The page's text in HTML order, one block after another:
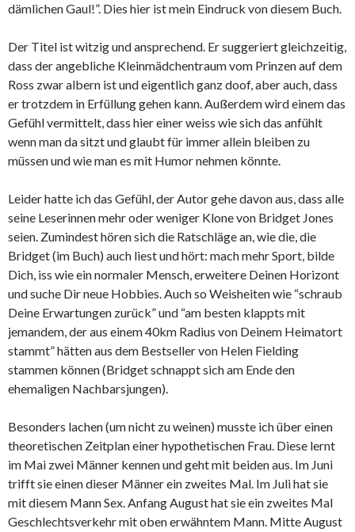
dämlichen Gaul!”. Dies hier ist mein Eindruck von diesem Buch.
Der Titel ist witzig und ansprechend. Er suggeriert gleichzeitig,
dass der angebliche Kleinmädchentraum vom Prinzen auf dem
Ross zwar albern ist und eigentlich ganz doof, aber auch, dass
er trotzdem in Erfüllung gehen kann. Außerdem wird einem das
Gefühl vermittelt, dass hier einer weiss wie sich das anfühlt
wenn man da sitzt und glaubt für immer allein bleiben zu
müssen und wie man es mit Humor nehmen könnte.
Leider hatte ich das Gefühl, der Autor gehe davon aus, dass alle
seine Leserinnen mehr oder weniger Klone von Bridget Jones
seien. Zumindest hören sich die Ratschläge an, wie die, die
Bridget (im Buch) auch liest und hört: mach mehr Sport, bilde
Dich, iss wie ein normaler Mensch, erweitere Deinen Horizont
und suche Dir neue Hobbies. Auch so Weisheiten wie “schraub
Deine Erwartungen zurück” und “am besten klappts mit
jemandem, der aus einem 40km Radius von Deinem Heimatort
stammt” hätten aus dem Bestseller von Helen Fielding
stammen können (Bridget schnappt sich am Ende den
ehemaligen Nachbarsjungen).
Besonders lachen (um nicht zu weinen) musste ich über einen
theoretischen Zeitplan einer hypothetischen Frau. Diese lernt
im Mai zwei Männer kennen und geht mit beiden aus. Im Juni
trifft sie einen dieser Männer ein zweites Mal. Im Juli hat sie
mit diesem Mann Sex. Anfang August hat sie ein zweites Mal
Geschlechtsverkehr mit oben erwähntem Mann. Mitte August